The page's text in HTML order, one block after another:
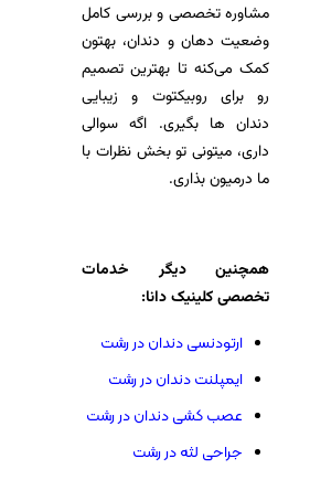
مشاوره تخصصی و بررسی کامل
وضعیت دهان و دندان، بهتون
کمک می‌کنه تا بهترین تصمیم
رو برای روبیکتوت و زیبایی
دندان ها بگیری. اگه سوالی
داری، میتونی تو بخش نظرات با
ما درمیون بذاری.
همچنین دیگر خدمات
تخصصی کلینیک دانا:
ارتودنسی دندان در رشت
ایمپلنت دندان در رشت
عصب کشی دندان در رشت
جراحی لثه در رشت